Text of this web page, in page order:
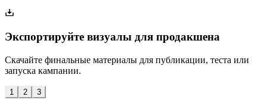
Экспортируйте визуалы для продакшена
Скачайте финальные материалы для публикации, теста или
запуска кампании.
1 2 3